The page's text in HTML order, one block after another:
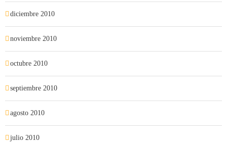
diciembre 2010
noviembre 2010
octubre 2010
septiembre 2010
agosto 2010
julio 2010